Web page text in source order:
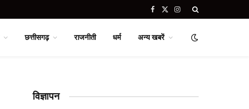
Facebook
X
Instagram
छत्तीसगढ़ राजनीती धर्म अन्य खबरें
विज्ञापन